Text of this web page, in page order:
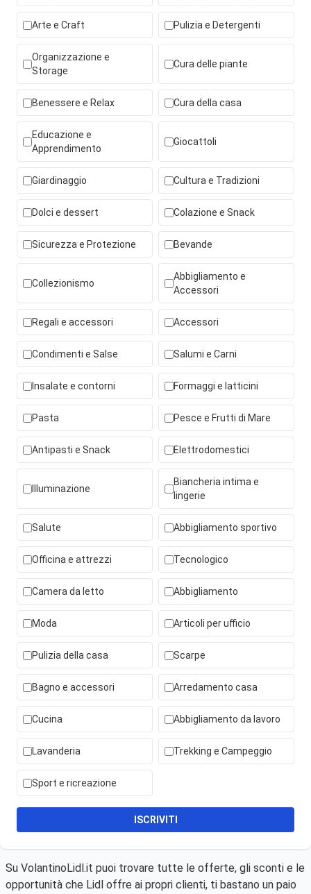
Arte e Craft Pulizia e Detergenti
Organizzazione e
Storage
Cura delle piante
Benessere e Relax Cura della casa
Educazione e
Apprendimento
Giocattoli
Giardinaggio Cultura e Tradizioni
Dolci e dessert Colazione e Snack
Sicurezza e Protezione Bevande
Collezionismo
Abbigliamento e
Accessori
Regali e accessori Accessori
Condimenti e Salse Salumi e Carni
Insalate e contorni Formaggi e latticini
Pasta Pesce e Frutti di Mare
Antipasti e Snack Elettrodomestici
Illuminazione
Biancheria intima e
lingerie
Salute Abbigliamento sportivo
Officina e attrezzi Tecnologico
Camera da letto Abbigliamento
Moda Articoli per ufficio
Pulizia della casa Scarpe
Bagno e accessori Arredamento casa
Cucina Abbigliamento da lavoro
Lavanderia Trekking e Campeggio
Sport e ricreazione
ISCRIVITI
Su VolantinoLidl.it puoi trovare tutte le offerte, gli sconti e le
opportunità che Lidl offre ai propri clienti, ti bastano un paio